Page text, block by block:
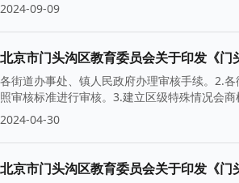
2024-09-09
北京市门头沟区教育委员会关于印发《
各街道办事处、镇人民政府办理审核手续。2.
照审核标准进行审核。3.建立区级特殊情况会
2024-04-30
北京市门头沟区教育委员会关于印发《